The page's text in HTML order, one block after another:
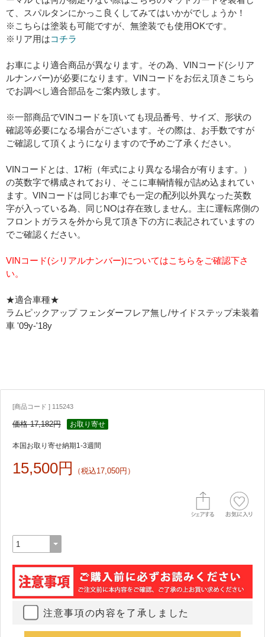
て、スパルタンにかっこ良くしてみてはいかがでしょうか！
※こちらは塗装も可能ですが、無塗装でも使用OKです。
※リア用はコチラ
お車により適合商品が異なります。その為、VINコード(シリア
ルナンバー)が必要になります。VINコードをお伝え頂きこちら
でお調べし適合部品をご案内致します。
※一部商品でVINコードを頂いても現品番号、サイズ、形状の
確認等必要になる場合がございます。その際は、お手数ですが
ご確認して頂くようになりますので予めご了承ください。
VINコードとは、17桁（年式により異なる場合が有ります。）
の英数字で構成されており、そこに車輌情報が詰め込まれてい
ます。VINコードは同じお車でも一定の配列以外異なった英数
字が入っている為、同じNOは存在致しません。主に運転席側の
フロントガラスを外から見て頂き下の方に表記されていますの
でご確認ください。
VINコード(シリアルナンバー)についてはこちらをご確認下さ
い。
★適合車種★
ラムピックアップ フェンダーフレア無し/サイドステップ未装着
車 '09y-'18y
[商品コード ] 115243
価格 17,182円 お取り寄せ
本国お取り寄せ納期1-3週間
15,500円 （税込17,050円）
注意事項の内容を了承しました